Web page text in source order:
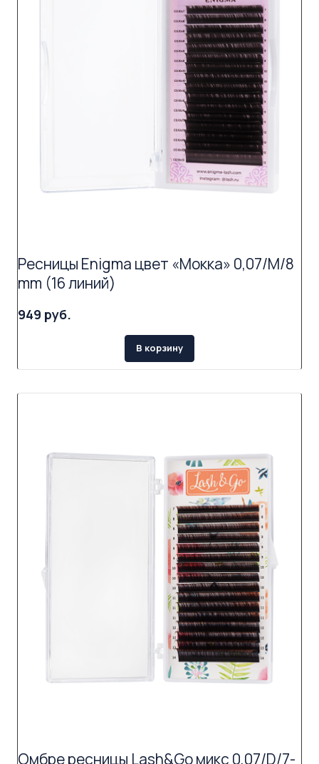
Ресницы Enigma цвет «Мокка» 0,07/M/8
mm (16 линий)
949 руб.
В корзину
Омбре ресницы Lash&Go микс 0,07/D/7-